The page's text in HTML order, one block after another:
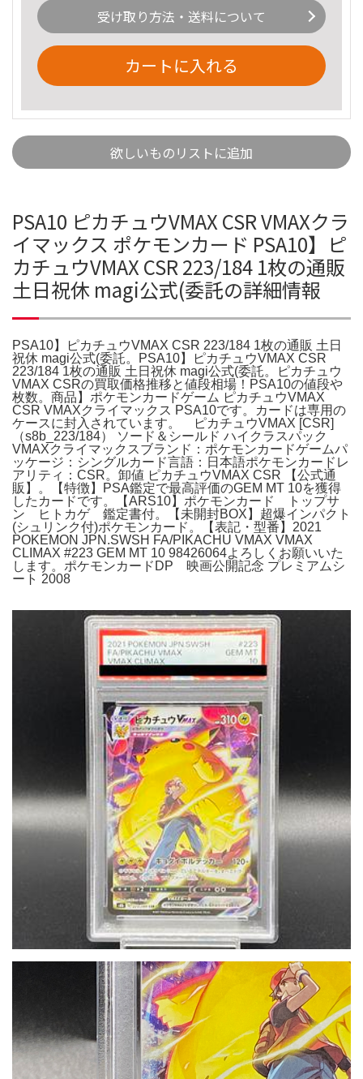
受け取り方法・送料について
カートに入れる
欲しいものリストに追加
PSA10 ピカチュウVMAX CSR VMAXクラ
イマックス ポケモンカード PSA10】ピ
カチュウVMAX CSR 223/184 1枚の通販
土日祝休 magi公式(委託の詳細情報
PSA10】ピカチュウVMAX CSR 223/184 1枚の通販 土日
祝休 magi公式(委託。PSA10】ピカチュウVMAX CSR
223/184 1枚の通販 土日祝休 magi公式(委託。ピカチュウ
VMAX CSRの買取価格推移と値段相場！PSA10の値段や
枚数。商品】ポケモンカードゲーム ピカチュウVMAX
CSR VMAXクライマックス PSA10です。カードは専用の
ケースに封入されています。 ピカチュウVMAX [CSR]
（s8b_223/184） ソード＆シールド ハイクラスパック
VMAXクライマックスブランド：ポケモンカードゲームパ
ッケージ：シングルカード言語：日本語ポケモンカードレ
アリティ：CSR。卸値 ピカチュウVMAX CSR 【公式通
販】。【特徴】PSA鑑定で最高評価のGEM MT 10を獲得
したカードです。【ARS10】ポケモンカード トップサ
ン ヒトカゲ 鑑定書付。【未開封BOX】超爆インパクト
(シュリンク付)ポケモンカード。【表記・型番】2021
POKEMON JPN.SWSH FA/PIKACHU VMAX VMAX
CLIMAX #223 GEM MT 10 98426064よろしくお願いいた
します。ポケモンカードDP 映画公開記念 プレミアムシ
ート 2008